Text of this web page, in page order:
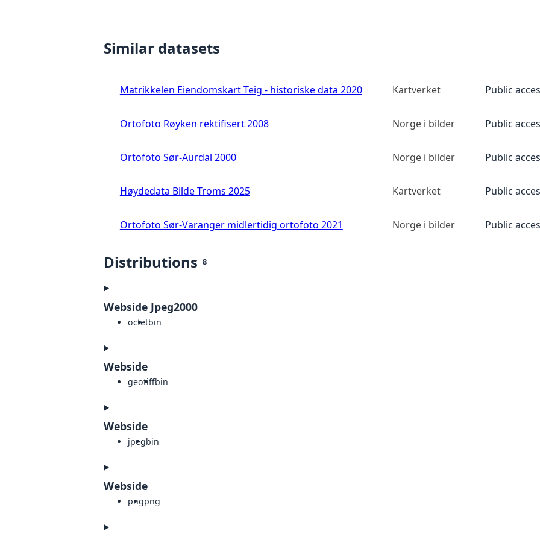
Similar datasets
Matrikkelen Eiendomskart Teig - historiske data 2020 Kartverket Public
Ortofoto Røyken rektifisert 2008 Norge i bilder Public
Ortofoto Sør-Aurdal 2000 Norge i bilder Public
Høydedata Bilde Troms 2025 Kartverket Public
Ortofoto Sør-Varanger midlertidig ortofoto 2021 Norge i bilder Public
Distributions 8
Webside Jpeg2000
octetbin
Webside
geotiffbin
Webside
jpegbin
Webside
pngpng